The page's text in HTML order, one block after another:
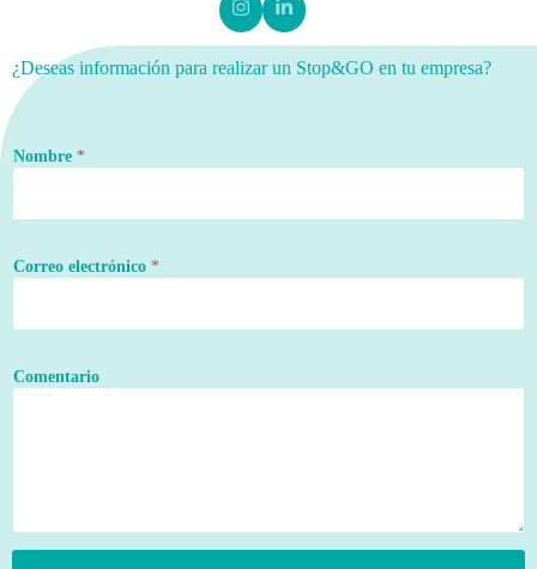
¿Deseas información para realizar un Stop&GO en tu empresa?
Nombre *
Correo electrónico *
Comentario